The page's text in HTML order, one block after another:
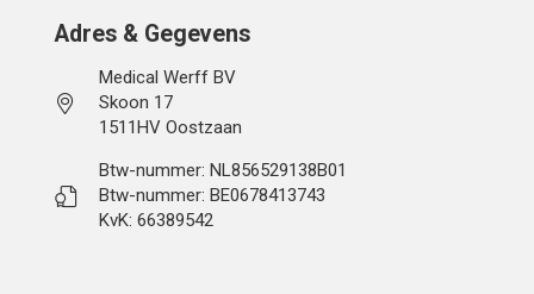
Adres & Gegevens
Medical Werff BV
Skoon 17
1511HV Oostzaan
Btw-nummer: NL856529138B01
Btw-nummer: BE0678413743
KvK: 66389542